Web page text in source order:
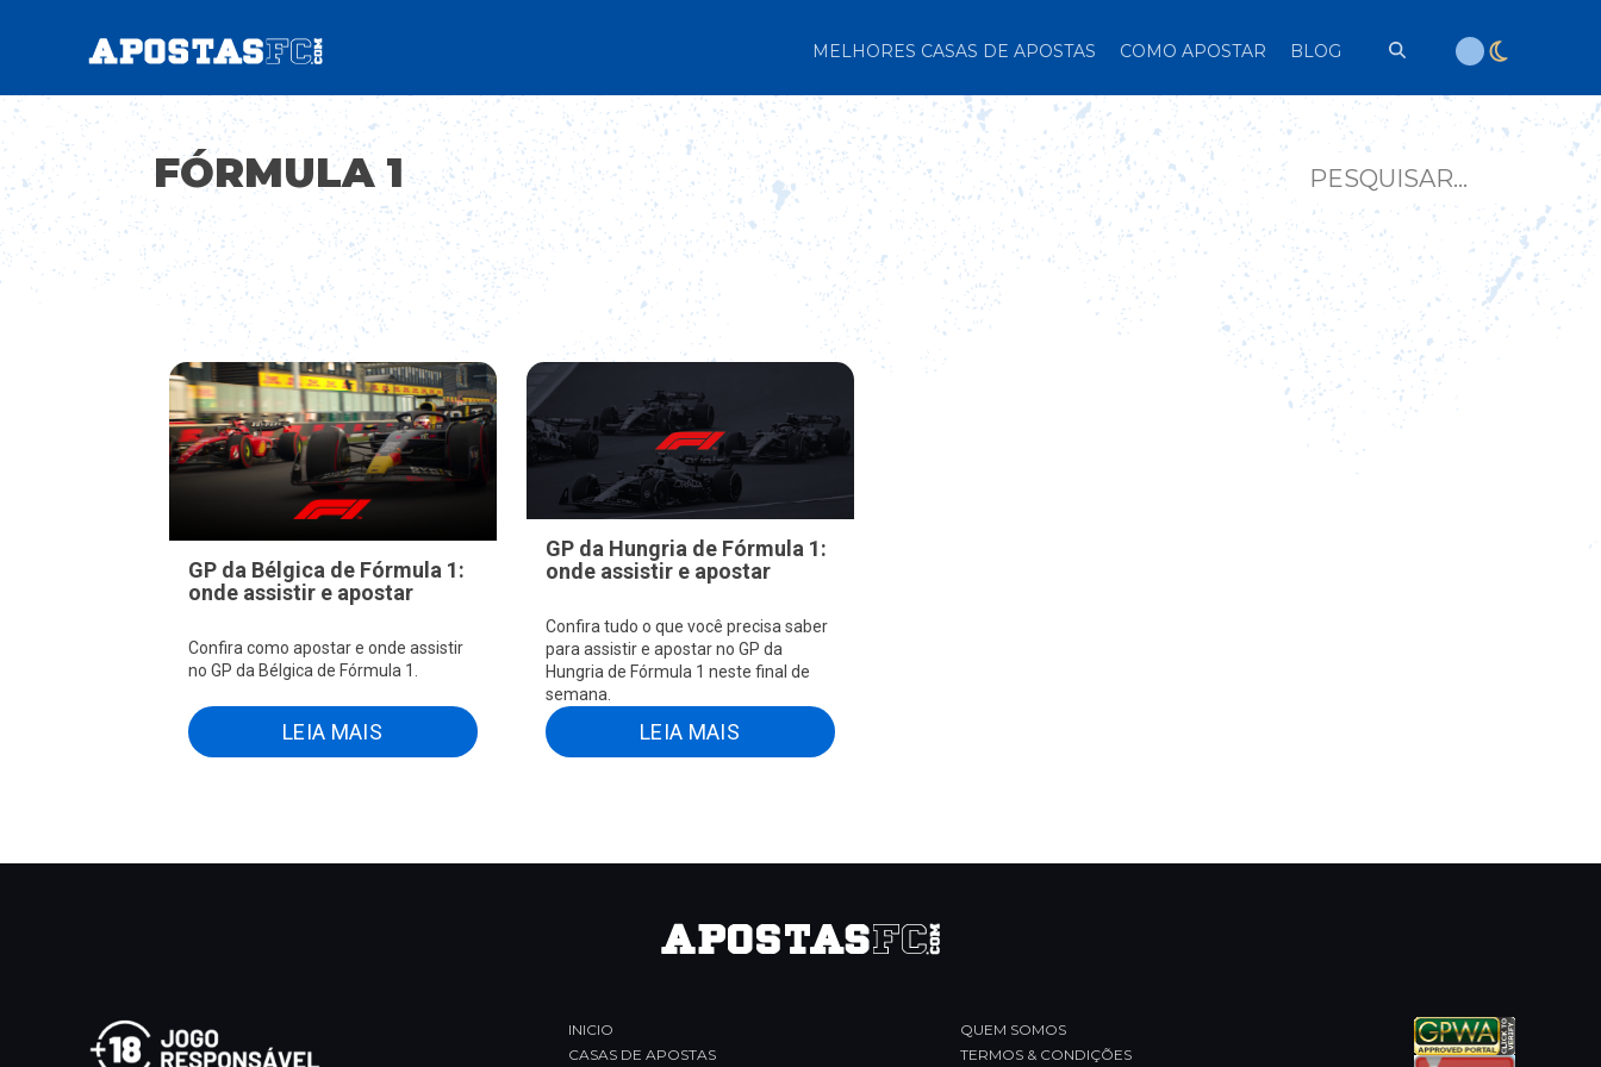
MELHORES CASAS DE APOSTAS COMO APOSTAR BLOG
FÓRMULA 1
GP da Bélgica de Fórmula 1:
onde assistir e apostar
Confira como apostar e onde assistir
no GP da Bélgica de Fórmula 1.
LEIA MAIS
GP da Hungria de Fórmula 1:
onde assistir e apostar
Confira tudo o que você precisa saber
para assistir e apostar no GP da
Hungria de Fórmula 1 neste final de
semana.
LEIA MAIS
INICIO
CASAS DE APOSTAS
QUEM SOMOS
TERMOS & CONDIÇÕES